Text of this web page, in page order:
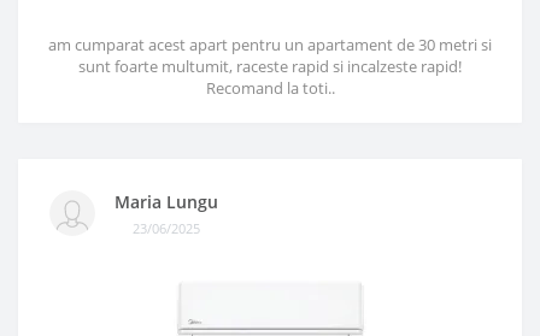
am cumparat acest apart pentru un apartament de 30 metri si
sunt foarte multumit, raceste rapid si incalzeste rapid!
Recomand la toti..
Maria Lungu
23/06/2025